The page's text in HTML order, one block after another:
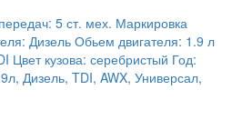
5 ст. мех. Маркировка
Дизель Обьем двигателя: 1.9 л
Цвет кузова: серебристый Год:
Дизель, TDI, AWX, Универсал,